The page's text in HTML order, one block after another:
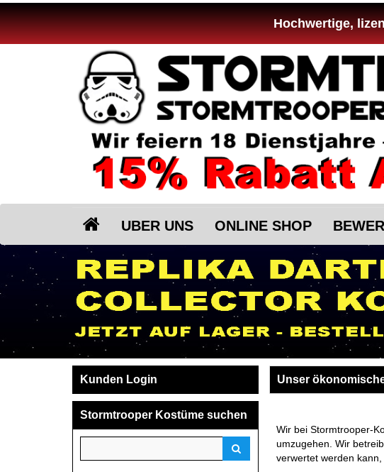
Hochwertige,
UBER UNS ONLINE SHOP
Kunden Login
Stormtrooper Kostüme suchen
Unser
Wir bei Stormtrooper-
umzugehen. Wir
verwertet werden